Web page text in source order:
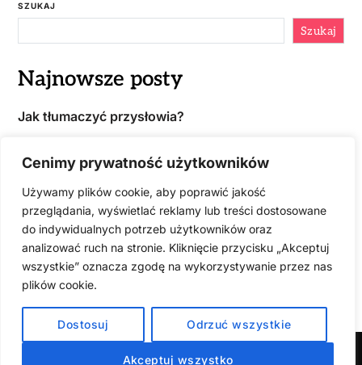
Cenimy prywatność użytkowników
Używamy plików cookie, aby poprawić jakość
przeglądania, wyświetlać reklamy lub treści dostosowane
do indywidualnych potrzeb użytkowników oraz
analizować ruch na stronie. Kliknięcie przycisku „Akceptuj
wszystkie” oznacza zgodę na wykorzystywanie przez nas
plików cookie.
Dostosuj Odrzuć wszystkie
Akceptuj wszystko
SZUKAJ
Szukaj
Najnowsze posty
Jak tłumaczyć przysłowia?
przetłumaczenia?
Jak zdobyć zlecenia na tłumaczenia?
Jaki tłumacz najlepiej tłumaczy?
KATEGORIE